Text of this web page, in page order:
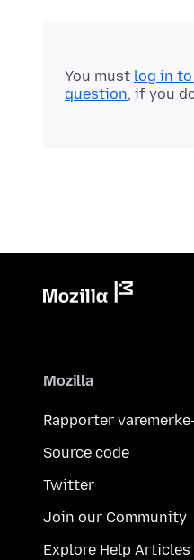
You must log in
question, if you
Mozilla
Rapporter
Source code
Twitter
Join our Community
Explore Help Articles